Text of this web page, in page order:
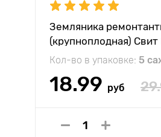
Земляника
(крупноплодная)
Кол-во в упаковке: 5
18.99 руб